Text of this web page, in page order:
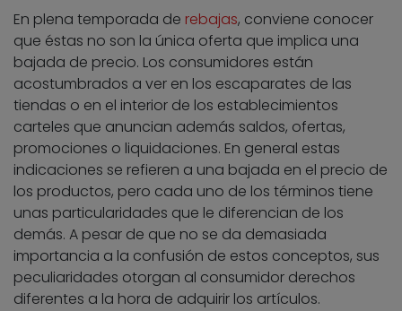
En plena temporada de rebajas, conviene conocer
que éstas no son la única oferta que implica una
bajada de precio. Los consumidores están
acostumbrados a ver en los escaparates de las
tiendas o en el interior de los establecimientos
carteles que anuncian además saldos, ofertas,
promociones o liquidaciones. En general estas
indicaciones se refieren a una bajada en el precio de
los productos, pero cada uno de los términos tiene
unas particularidades que le diferencian de los
demás. A pesar de que no se da demasiada
importancia a la confusión de estos conceptos, sus
peculiaridades otorgan al consumidor derechos
diferentes a la hora de adquirir los artículos.